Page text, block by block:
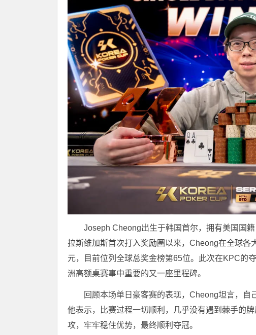
Joseph Cheong出生于韩国首尔，拥有美国国
拉斯维加斯首次打入奖励圈以来，Cheong在全球
元，目前位列全球总奖金榜第65位。此次在KPC的
洲高额桌赛事中重要的又一座里程碑。
回顾本场单日豪客赛的表现，Cheong坦言，自
他表示，比赛过程一切顺利，几乎没有遇到棘手的
攻，牢牢稳住优势，最终顺利夺冠。